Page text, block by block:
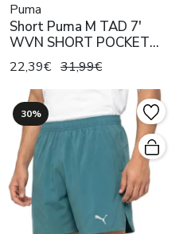
Puma
Short Puma M TAD 7'
WVN SHORT POCKET
Mno Hombre
22,39€ 31,99€
30%